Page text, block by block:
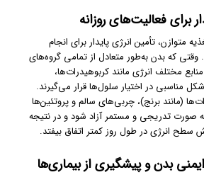
متوازن، تأمین انرژی پایدار برای انجام
که بدن به‌طور متعادل از تمامی گروه‌های
مختلف انرژی مانند کربوهیدرات‌ها،
مناسبی در اختیار سلول‌ها قرار می‌گیرند.
(مانند برنج)، چربی‌های سالم و پروتئین‌ها
صورت تدریجی و مستمر آزاد شود و در نتیجه
انرژی در طول روز کمتر اتفاق بیفتد.